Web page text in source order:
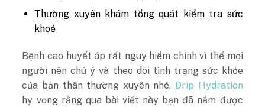
Thường xuyên khám tổng quát kiểm tra sức
khoẻ
Bệnh cao huyết áp rất nguy hiểm chính vì thế mọi
người nên chú ý và theo dõi tình trạng sức khỏe
của bản thân thường xuyên nhé. Drip Hydration
hy vọng rằng qua bài viết này bạn đã nắm được